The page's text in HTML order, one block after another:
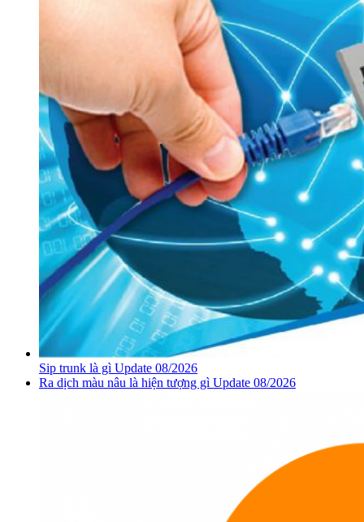
Sip trunk là gì Update 08/2026
Ra dịch màu nâu là hiện tượng gì Update 08/2026